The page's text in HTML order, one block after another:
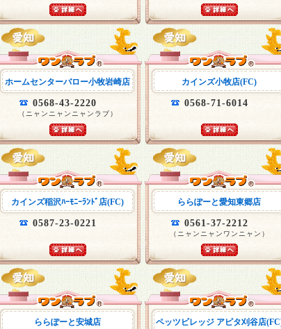
ホームセンターバロー小牧岩崎店
0568-43-2220
（ニャンニャンニャンラブ）
カインズ小牧店(FC)
0568-71-6014
カインズ稲沢ﾊｰﾓﾆｰﾗﾝﾄﾞ店(FC)
0587-23-0221
ららぽーと愛知東郷店
0561-37-2212
（ニャンニャンワンニャン）
ららぽーと安城店 ペッツビレッジ アピタ刈谷店